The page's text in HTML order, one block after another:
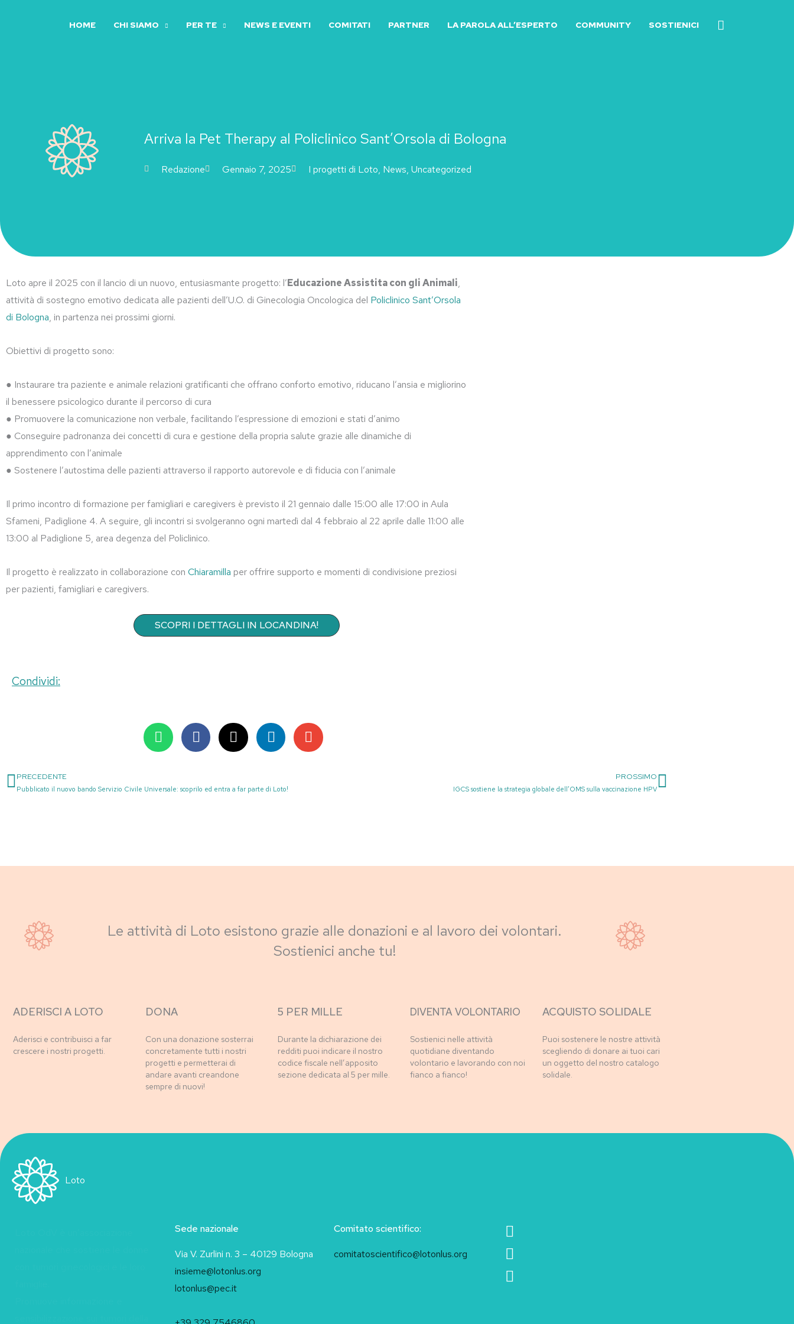
HOME CHI SIAMO PER TE NEWS E EVENTI COMITATI PARTNER LA PAROLA ALL’ESPERTO COMMUNITY SOSTIENICI
Arriva la Pet Therapy al Policlinico Sant’Orsola di Bologna
Redazione Gennaio 7, 2025 I progetti di Loto, News,Uncategorized
Loto apre il 2025 con il lancio di un nuovo, entusiasmante progetto: l’Educazione Assistita con gli Animali,
attività di sostegno emotivo dedicata alle pazienti dell’U.O. di Ginecologia Oncologica del Policlinico Sant’Orsola
di Bologna, in partenza nei prossimi giorni.
Obiettivi di progetto sono:
● Instaurare tra paziente e animale relazioni gratificanti che offrano conforto emotivo, riducano l’ansia e migliorino
il benessere psicologico durante il percorso di cura
● Promuovere la comunicazione non verbale, facilitando l’espressione di emozioni e stati d’animo
● Conseguire padronanza dei concetti di cura e gestione della propria salute grazie alle dinamiche di
apprendimento con l’animale
● Sostenere l’autostima delle pazienti attraverso il rapporto autorevole e di fiducia con l’animale
Il primo incontro di formazione per famigliari e caregivers è previsto il 21 gennaio dalle 15:00 alle 17:00 in Aula
Sfameni, Padiglione 4. A seguire, gli incontri si svolgeranno ogni martedì dal 4 febbraio al 22 aprile dalle 11:00 alle
13:00 al Padiglione 5, area degenza del Policlinico.
Il progetto è realizzato in collaborazione con Chiaramilla per offrire supporto e momenti di condivisione preziosi
per pazienti, famigliari e caregivers.
SCOPRI I DETTAGLI IN LOCANDINA!
Condividi:
Precedente
PRECEDENTE
Pubblicato il nuovo bando Servizio Civile Universale: scoprilo ed entra a far parte di Loto!
PROSSIMO
IGCS sostiene la strategia globale dell’OMS sulla vaccinazione HPVSuccessivo
Le attività di Loto esistono grazie alle donazioni e al lavoro dei volontari.
Sostienici anche tu!
ADERISCI A LOTO
Aderisci e contribuisci a far
crescere i nostri progetti.
DONA
Con una donazione sosterrai
concretamente tutti i nostri
progetti e permetterai di
andare avanti creandone
sempre di nuovi!
5 PER MILLE
Durante la dichiarazione dei
redditi puoi indicare il nostro
codice fiscale nell’apposito
sezione dedicata al 5 per mille.
DIVENTA VOLONTARIO
Sostienici nelle attività
quotidiane diventando
volontario e lavorando con noi
fianco a fianco!
ACQUISTO SOLIDALE
Puoi sostenere le nostre attività
scegliendo di donare ai tuoi cari
un oggetto del nostro catalogo
solidale.
Loto
Sede nazionale
Via V. Zurlini n. 3 – 40129 Bologna
insieme@lotonlus.org
lotonlus@pec.it
Comitato scientifico:
comitatoscientifico@lotonlus.org